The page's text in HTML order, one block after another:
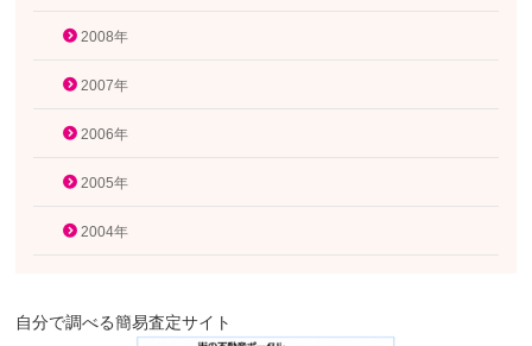
2008年
2007年
2006年
2005年
2004年
自分で調べる簡易査定サイト